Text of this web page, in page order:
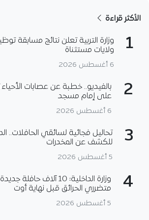
الأكثر قراءة
1
ولايات مستثناة
6 أغسطس 2026
2
بالفيديو.. خطبة عن عصابات الأحياء
على إمام مسجد
6 أغسطس 2026
3
تحاليل فجائية لسائقي الحافلات..
للكشف عن المخدرات
5 أغسطس 2026
4
وزارة الداخلية: 10 آلاف
متضرري الحرائق قبل نهاية أوت
5 أغسطس 2026